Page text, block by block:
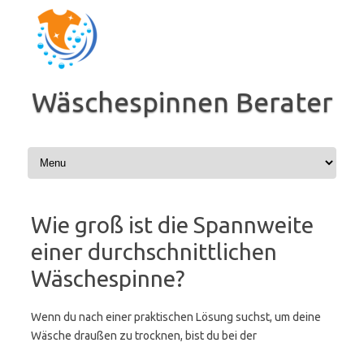
Inhalt
springen
Wäschespinnen Berater
Wie groß ist die Spannweite
einer durchschnittlichen
Wäschespinne?
Wenn du nach einer praktischen Lösung suchst, um deine
Wäsche draußen zu trocknen, bist du bei der